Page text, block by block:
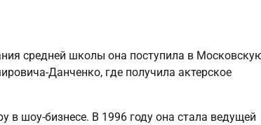
средней школы она поступила в
Данченко, где получила актерское
в шоу-бизнесе. В 1996 году она стала ведущей